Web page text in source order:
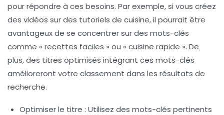
pour répondre à ces besoins. Par exemple, si vous créez
des vidéos sur des tutoriels de cuisine, il pourrait être
avantageux de se concentrer sur des mots-clés
comme « recettes faciles » ou « cuisine rapide ». De
plus, des titres optimisés intégrant ces mots-clés
amélioreront votre classement dans les résultats de
recherche.
Optimiser le titre : Utilisez des mots-clés pertinents